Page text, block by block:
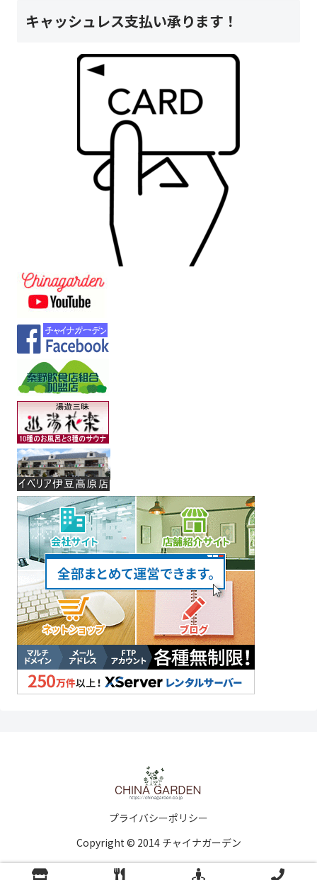
キャッシュレス支払い承ります！
プライバシーポリシー
Copyright © 2014 チャイナガーデン